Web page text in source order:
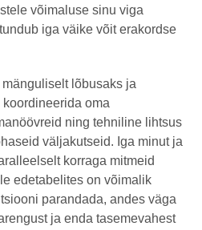
võimaluse sinu viga
iga väike võit erakordse
mänguliselt lõbusaks ja
oma
ning tehniline lihtsus
väljakutseid. Iga minut ja
korraga mitmeid
edetabelites on võimalik
parandada, andes väga
ja enda tasemevahest